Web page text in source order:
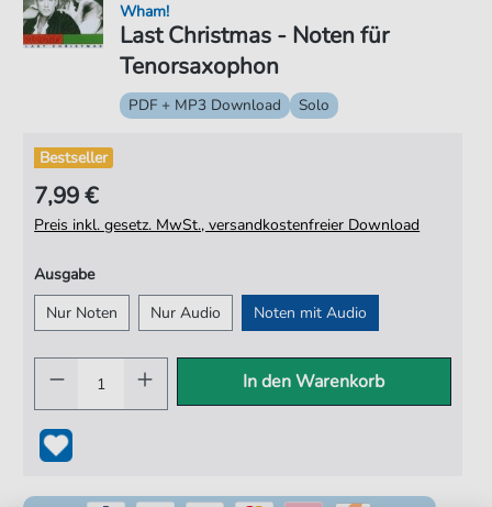
Last Christmas - Noten für
Tenorsaxophon
Wham!
PDF + MP3 Download Solo
Bestseller
7,99 €
Preis inkl. gesetz. MwSt., versandkostenfreier Download
Ausgabe
Nur Noten
Nur Audio Noten mit Audio
In den Warenkorb